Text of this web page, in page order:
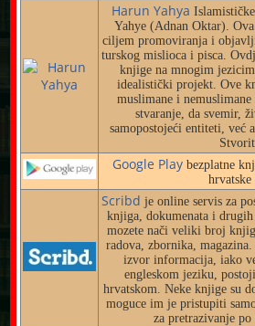
Harun Yahya
Yahye (Adnan Oktar).
ciljem promoviranja i
turskog mislioca i pisca.
knjige na mnogim
idealistički projekt. Ove
muslimane i
stvaranje, da svemir,
samopostojeći entiteti, već
Google Play bezplatne
Scribdje online servis za
knjiga, dokumenata i
mozete nači veliki broj
radova, zbornika,
izvor informacija, iako
engleskom jeziku,
hrvatskom. Neke knjige su
moguce im je pristupiti
za pretrazivanje